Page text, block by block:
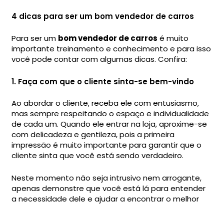
4 dicas para ser um bom vendedor de carros
Para ser um bom vendedor de carros é muito
importante treinamento e conhecimento e para isso
você pode contar com algumas dicas. Confira:
1. Faça com que o cliente sinta-se bem-vindo
Ao abordar o cliente, receba ele com entusiasmo,
mas sempre respeitando o espaço e individualidade
de cada um. Quando ele entrar na loja, aproxime-se
com delicadeza e gentileza, pois a primeira
impressão é muito importante para garantir que o
cliente sinta que você está sendo verdadeiro.
Neste momento não seja intrusivo nem arrogante,
apenas demonstre que você está lá para entender
a necessidade dele e ajudar a encontrar o melhor